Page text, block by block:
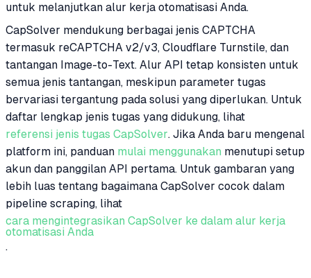
untuk melanjutkan alur kerja otomatisasi Anda.
CapSolver mendukung berbagai jenis CAPTCHA
termasuk reCAPTCHA v2/v3, Cloudflare Turnstile, dan
tantangan Image-to-Text. Alur API tetap konsisten untuk
semua jenis tantangan, meskipun parameter tugas
bervariasi tergantung pada solusi yang diperlukan. Untuk
daftar lengkap jenis tugas yang didukung, lihat
referensi jenis tugas CapSolver. Jika Anda baru mengenal
platform ini, panduan mulai menggunakan menutupi setup
akun dan panggilan API pertama. Untuk gambaran yang
lebih luas tentang bagaimana CapSolver cocok dalam
pipeline scraping, lihat
cara mengintegrasikan CapSolver ke dalam alur kerja
otomatisasi Anda
.